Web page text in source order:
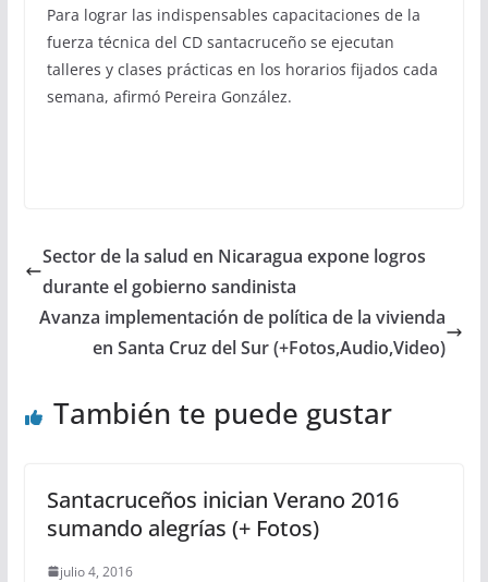
Para lograr las indispensables capacitaciones de la
fuerza técnica del CD santacruceño se ejecutan
talleres y clases prácticas en los horarios fijados cada
semana, afirmó Pereira González.
Sector de la salud en Nicaragua expone logros
durante el gobierno sandinista
Avanza implementación de política de la vivienda
en Santa Cruz del Sur (+Fotos,Audio,Video)
También te puede gustar
Santacruceños inician Verano 2016
sumando alegrías (+ Fotos)
julio 4, 2016